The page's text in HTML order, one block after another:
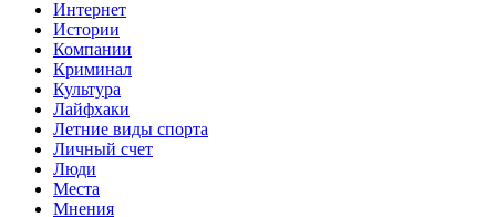
Интернет
Истории
Компании
Криминал
Культура
Лайфхаки
Летние виды спорта
Личный счет
Люди
Места
Мнения